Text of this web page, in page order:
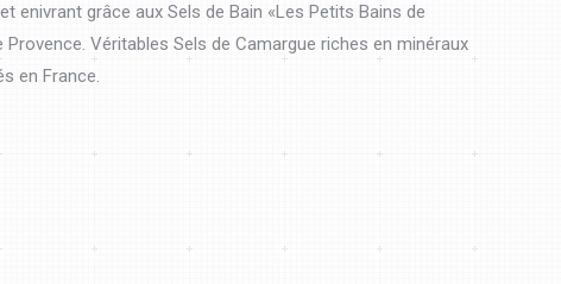
enivrant grâce aux Sels de Bain «Les Petits Bains de
Véritables Sels de Camargue riches en minéraux
en France.